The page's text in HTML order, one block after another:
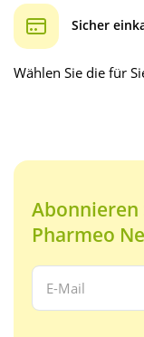
Sicher
Wählen Sie die für
Abonnieren
Pharmeo
Ihre E-Mail